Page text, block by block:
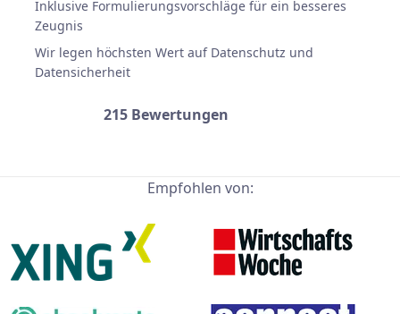
Inklusive Formulierungsvorschläge für ein besseres
Zeugnis
Wir legen höchsten Wert auf Datenschutz und
Datensicherheit
215 Bewertungen
Empfohlen von: